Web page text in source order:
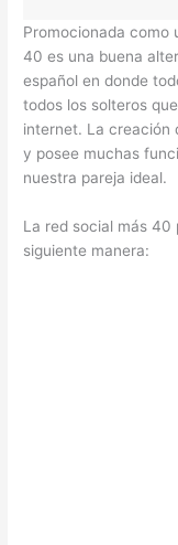
Promocionada como
40 es una buena
español en donde
todos los solteros
internet. La creación
y posee muchas
nuestra pareja ideal.
La red social más 40
siguiente manera: